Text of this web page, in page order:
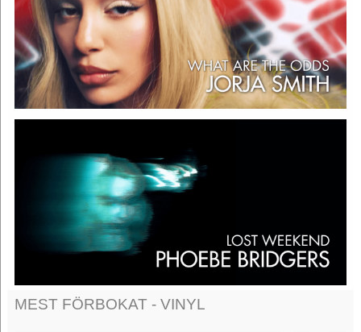
MEST FÖRBOKAT - VINYL